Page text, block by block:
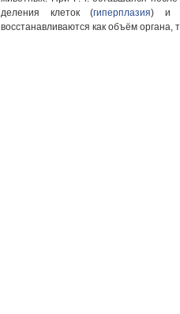
деления клеток (гиперплазия) и
восстанавливаются как объём